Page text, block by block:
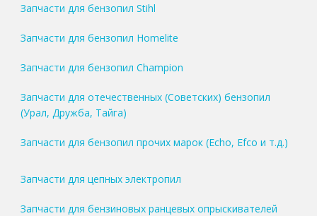
Запчасти для бензопил Stihl
Запчасти для бензопил Homelite
Запчасти для бензопил Champion
Запчасти для отечественных (Советских) бензопил
(Урал, Дружба, Тайга)
Запчасти для бензопил прочих марок (Echo, Efco и т.д.)
Запчасти для цепных электропил
Запчасти для бензиновых ранцевых опрыскивателей